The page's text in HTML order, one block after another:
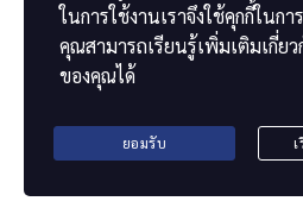
ในการใช้งานเราจึงใช้คุกกี้ในก
คุณสามารถเรียนรู้เพิ่มเติมเกี่ย
ของคุณได้
ยอมรับ